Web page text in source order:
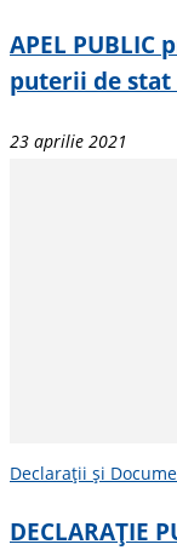
APEL
puterii de stat
23 aprilie 2021
Declarații și
DECLARAȚIE